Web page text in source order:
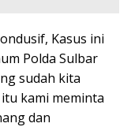
Kasus ini
Polda Sulbar
sudah kita
kami meminta
dan